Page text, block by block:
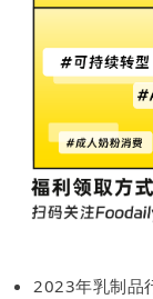
2023年乳制品